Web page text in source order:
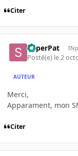
Citer
SuperPat
Posté(e) le 2
AUTEUR
Merci,
Apparament, mon
Citer